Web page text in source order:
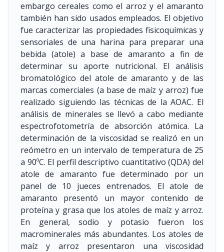
embargo cereales como el arroz y el amaranto
también han sido usados empleados. El objetivo
fue caracterizar las propiedades fisicoquímicas y
sensoriales de una harina para preparar una
bebida (atole) a base de amaranto a fin de
determinar su aporte nutricional. El análisis
bromatológico del atole de amaranto y de las
marcas comerciales (a base de maíz y arroz) fue
realizado siguiendo las técnicas de la AOAC. El
análisis de minerales se llevó a cabo mediante
espectrofotometría de absorción atómica. La
determinación de la viscosidad se realizó en un
reómetro en un intervalo de temperatura de 25
a 90ºC. El perfil descriptivo cuantitativo (QDA) del
atole de amaranto fue determinado por un
panel de 10 jueces entrenados. El atole de
amaranto presentó un mayor contenido de
proteína y grasa que los atoles de maíz y arroz.
En general, sodio y potasio fueron los
macrominerales más abundantes. Los atoles de
maíz y arroz presentaron una viscosidad